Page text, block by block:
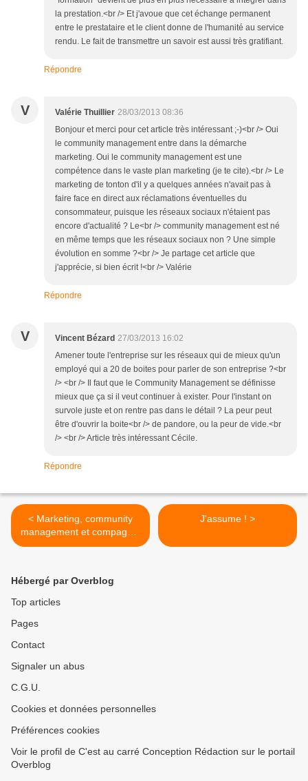
la prestation.<br /> Et j'avoue que cet échange permanent
entre le prestataire et le client donne de l'humanité au service
rendu. Le fait de transmettre un savoir est aussi très gratifiant.
Répondre
V Valérie Thuillier 28/03/2013 08:36
Bonjour et merci pour cet article très intéressant ;-)<br /> Oui
le community management entre dans la démarche
marketing. Oui le community management est une
compétence dans le vaste plan marketing (je te cite).<br /> Le
marketing de tonton d'il y a quelques années n'avait pas à
faire face en direct aux réclamations éventuelles du
consommateur, puisque les réseaux sociaux n'étaient pas
encore d'actualité ? Le<br /> community management est né
en même temps que les réseaux sociaux non ? Une simple
évolution en somme ?<br /> Je partage cet article que
j'apprécie, si bien écrit !<br /> Valérie
Répondre
V Vincent Bézard 27/03/2013 16:02
Amener toute l'entreprise sur les réseaux qui de mieux qu'un
employé qui a 20 de boites pour parler de son entreprise ?<br
/> <br /> Il faut que le Community Management se définisse
mieux que ça si il veut continuer à exister. Pour l'instant on
survole juste et on rentre pas dans le détail ? La peur peut
être d'ouvrir la boite<br /> de pandore, ou la peur de vide.<br
/> <br /> Article très intéressant Cécile.
Répondre
< Marketing, community
management et compagnie
: de simples outils ?
J'assume ! >
Hébergé par Overblog
Top articles
Pages
Contact
Signaler un abus
C.G.U.
Cookies et données personnelles
Préférences cookies
Voir le profil de C'est au carré Conception Rédaction sur le portail
Overblog